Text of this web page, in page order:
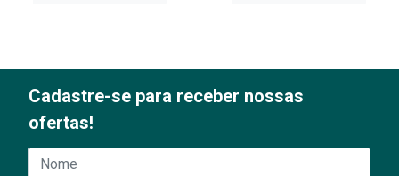
Cadastre-se para receber nossas
ofertas!